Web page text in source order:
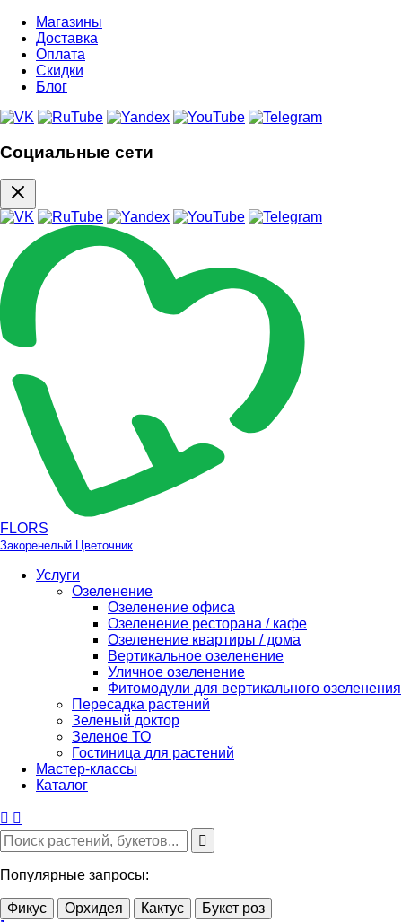
Магазины
Доставка
Оплата
Скидки
Блог
Социальные сети
FLORS
Закоренелый Цветочник
Услуги
Озеленение
Озеленение офиса
Озеленение ресторана / кафе
Озеленение квартиры / дома
Вертикальное озеленение
Уличное озеленение
Фитомодули для вертикального озеленения
Пересадка растений
Зеленый доктор
Зеленое ТО
Гостиница для растений
Мастер-классы
Каталог
Популярные запросы:
Фикус Орхидея Кактус
Букет роз